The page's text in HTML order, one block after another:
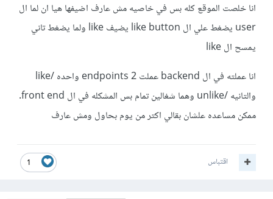
انا خلصت الموقع كله بس في خاصيه مش عارف اضيفها هيا ان لما ال
user يضغط علي ال like button يضيف like ولما يضغط تاني
يمسح ال like
انا عملته في ال backend عملت 2 endpoints واحده /like
والتانيه /unlike وهما شغالين تمام بس المشكله في ال front end.
ممكن مساعده علشان بقالي اكتر من يوم بحاول ومش عارف
1 اقتباس